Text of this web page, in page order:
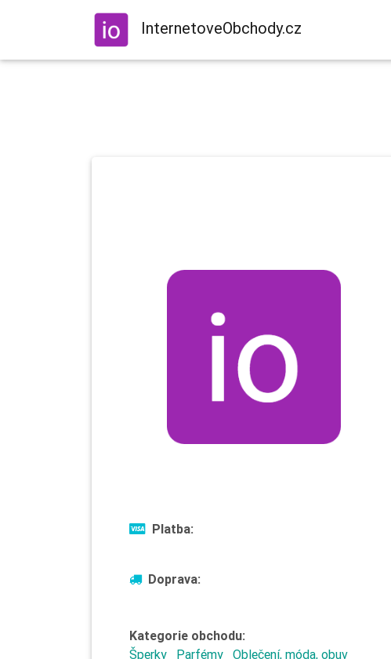
InternetoveObchody.cz
Platba:
Doprava:
Kategorie obchodu:
Šperky
Parfémy Oblečení, móda, obuv